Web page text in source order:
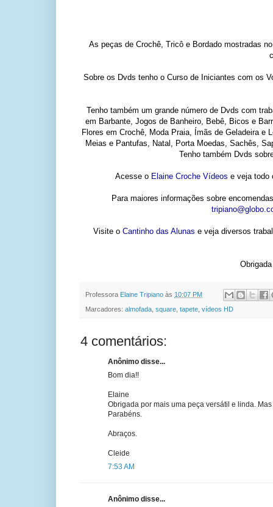
As peças de Crochê, Tricô e Bordado mostradas
Sobre os Dvds tenho o Curso de Iniciantes com os
Tenho também um grande número de Dvds com
em Barbante, Jogos de Banheiro, Bebê, Bicos e
Flores em Crochê, Moda Praia, Ímãs de Geladeira e
Meias e Pantufas, Natal, Porta Moedas, Sachês,
Tenho também Dvds
Acesse o Elaine Croche Vídeos e veja todo
Para maiores informações sobre
Visite o Cantinho das Alunas e veja diversos
Professora Elaine Tripiano às 10:07 PM
Marcadores: almofada square tapete vídeos HD
4 comentários:
Anônimo disse...
Bom dia!!
Elaine
Obrigada por mais uma peça versátil e linda.
Parabéns.
Abraços.
Cleide
7:53 AM
Anônimo disse...